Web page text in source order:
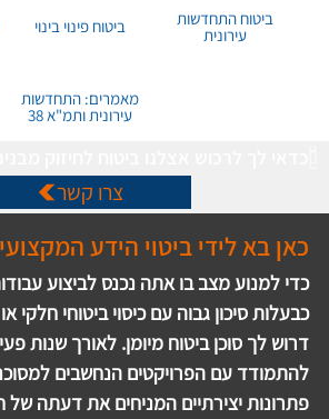
ביטוח התחדשות
עירונית ביטוח פינוי בינוי
מאמרים: התחדשות
עירונית ותמ"א 38
צרו קשר
כאן בא לידי ביטוי הידע המקצועי
כדי למנוע מצב בו אתה נכנס לביצוע
כבעלות סיכון גבוה עם כיסוי ביטוחי חלקי
דרוש לך סוכן ביטוח מיומן. לאורך שנות
להתמודד עם הפרויקטים הנחשבים
פתרונות יצירתיים המניחים את דעתה של